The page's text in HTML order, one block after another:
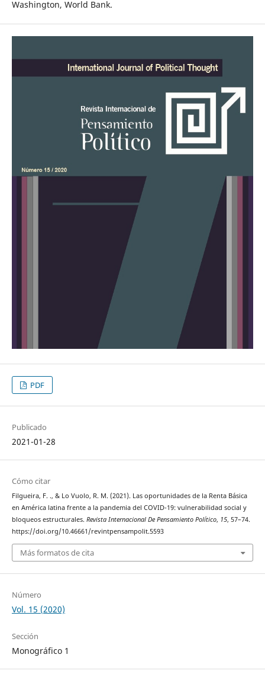
Washington, World Bank.
PDF
Publicado
2021-01-28
Cómo citar
Filgueira, F. ., & Lo Vuolo, R. M. (2021). Las oportunidades de la Renta Básica
en América latina frente a la pandemia del COVID-19: vulnerabilidad social y
bloqueos estructurales. Revista Internacional De Pensamiento Político, 15, 57–74.
https://doi.org/10.46661/revintpensampolit.5593
Más formatos de cita
Número
Vol. 15 (2020)
Sección
Monográfico 1